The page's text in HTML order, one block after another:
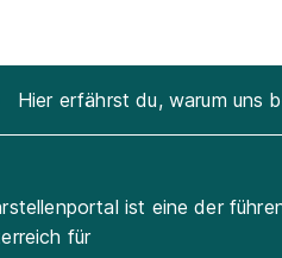
Hier erfährst du, warum uns
ist eine der
für